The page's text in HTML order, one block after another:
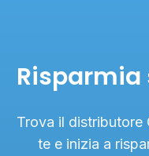
Trova il distributore
te e inizia a